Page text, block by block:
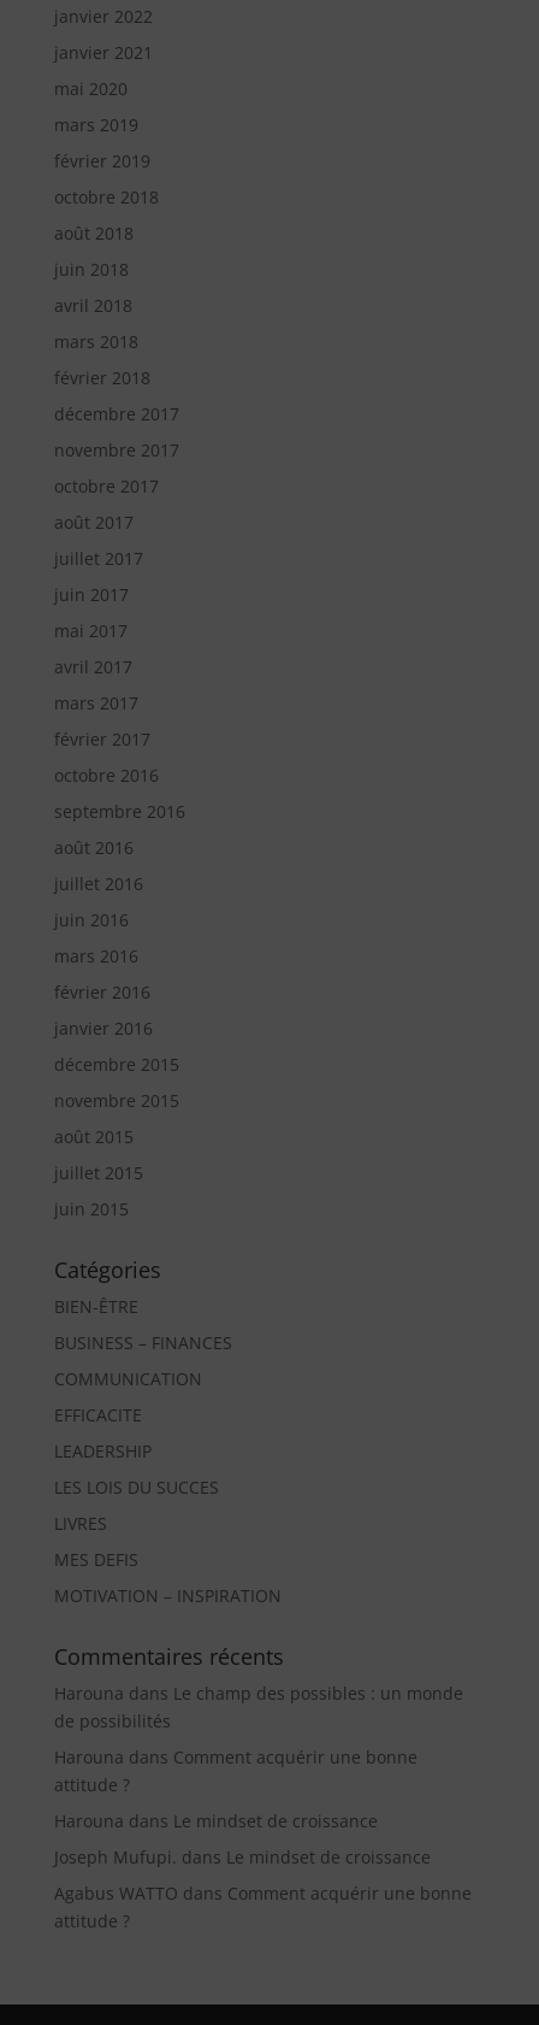
janvier 2022
janvier 2021
mai 2020
mars 2019
février 2019
octobre 2018
août 2018
juin 2018
avril 2018
mars 2018
février 2018
décembre 2017
novembre 2017
octobre 2017
août 2017
juillet 2017
juin 2017
mai 2017
avril 2017
mars 2017
février 2017
octobre 2016
septembre 2016
août 2016
juillet 2016
juin 2016
mars 2016
février 2016
janvier 2016
décembre 2015
novembre 2015
août 2015
juillet 2015
juin 2015
Catégories
BIEN-ÊTRE
BUSINESS – FINANCES
COMMUNICATION
EFFICACITE
LEADERSHIP
LES LOIS DU SUCCES
LIVRES
MES DEFIS
MOTIVATION – INSPIRATION
Commentaires récents
Harouna dans Le champ des possibles : un monde
de possibilités
Harouna dans Comment acquérir une bonne
attitude ?
Harouna dans Le mindset de croissance
Joseph Mufupi. dans Le mindset de croissance
Agabus WATTO dans Comment acquérir une bonne
attitude ?